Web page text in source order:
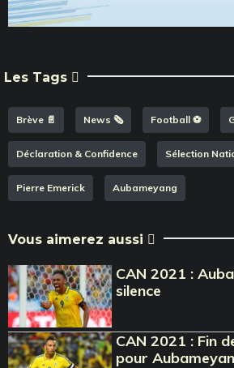
Les Tags
Brève 📄 News 🗞️ Football ⚽️
Déclaration & Confidence Sélection
Pierre Emerick Aubameyang
Vous aimerez aussi
CAN 2021 :
silence
CAN 2021 : Fin
pour